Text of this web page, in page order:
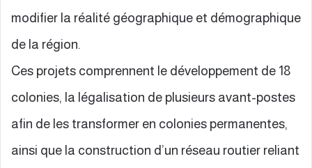
modifier la réalité géographique et démographique
de la région.
Ces projets comprennent le développement de 18
colonies, la légalisation de plusieurs avant-postes
afin de les transformer en colonies permanentes,
ainsi que la construction d’un réseau routier reliant